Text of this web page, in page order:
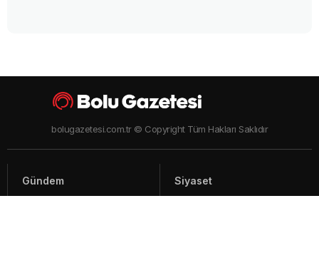
bolugazetesi.com.tr © Copyright Tüm Hakları Saklıdır
Gündem Siyaset